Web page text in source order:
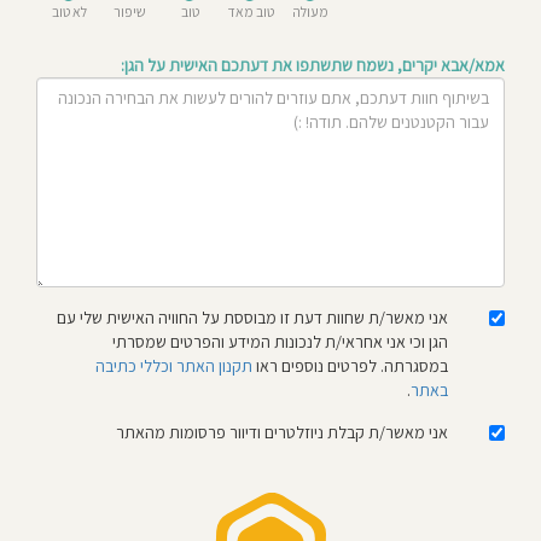
מעולה טוב מאד טוב
שיפור
לא טוב
אמא/אבא יקרים, נשמח שתשתפו את דעתכם האישית על הגן:
אני מאשר/ת שחוות דעת זו מבוססת על החוויה האישית שלי עם
הגן וכי אני אחראי/ת לנכונות המידע והפרטים שמסרתי
במסגרתה. לפרטים נוספים ראו תקנון האתר וכללי כתיבה
באתר.
אני מאשר/ת קבלת ניוזלטרים ודיוור פרסומות מהאתר